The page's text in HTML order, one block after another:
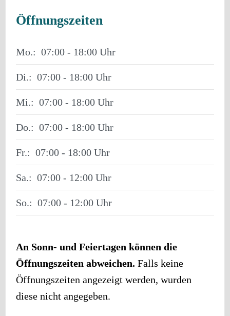
Öffnungszeiten
Mo.: 07:00 - 18:00
Di.: 07:00 - 18:00
Mi.: 07:00 - 18:00
Do.: 07:00 - 18:00
Fr.: 07:00 - 18:00
Sa.: 07:00 - 12:00
So.: 07:00 - 12:00
An Sonn- und Feiertagen können die
Öffnungszeiten abweichen. Falls keine
Öffnungszeiten angezeigt werden, wurden
diese nicht angegeben.